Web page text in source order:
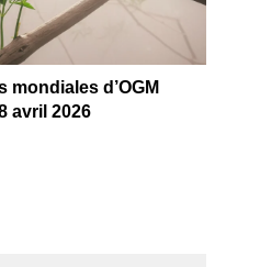
mondiales d’OGM
avril 2026